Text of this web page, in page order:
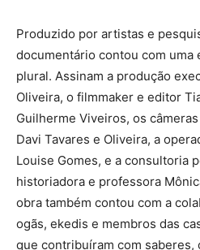
Produzido por artistas e
documentário contou com uma
plural. Assinam a produção
Oliveira, o filmmaker e editor
Guilherme Viveiros, os
Davi Tavares e Oliveira, a
Louise Gomes, e a consultoria
historiadora e professora
obra também contou com a
ogãs, ekedis e membros das
que contribuíram com saberes,